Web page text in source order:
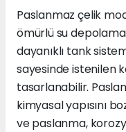
Paslanmaz çelik
ömürlü su
dayanıklı tank
sayesinde istenilen
tasarlanabilir.
kimyasal yapısını
ve paslanma,